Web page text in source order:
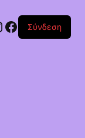
Facebook
Σύνδεση